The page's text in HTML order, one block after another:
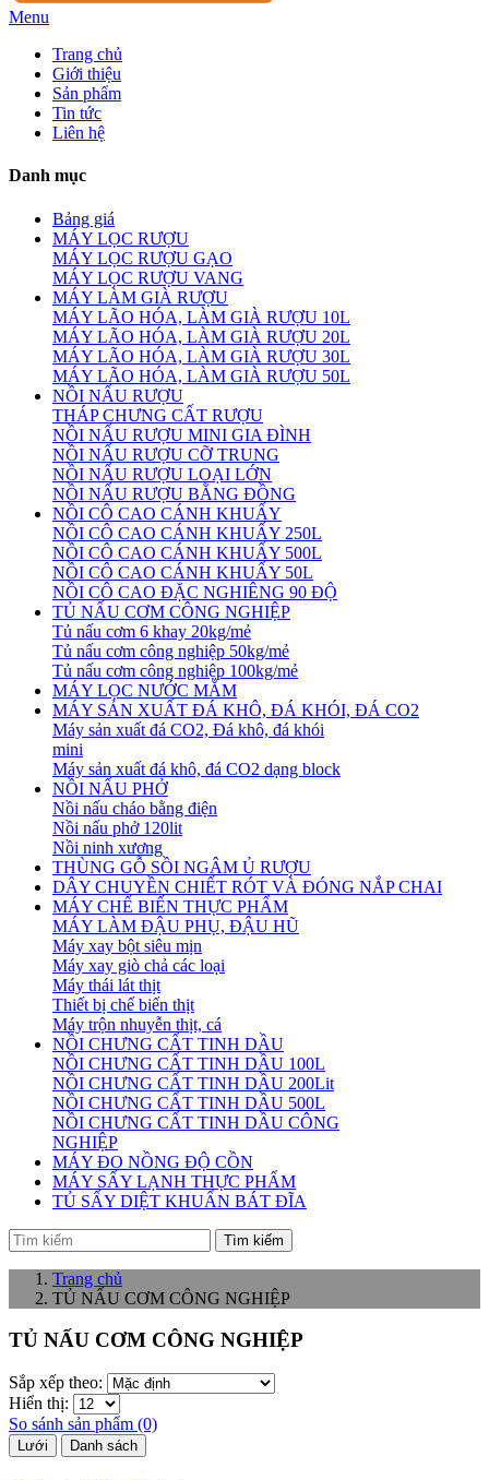
Menu
Trang chủ
Giới thiệu
Sản phẩm
Tin tức
Liên hệ
Danh mục
Bảng giá
MÁY LỌC RƯỢU
MÁY LỌC RƯỢU GẠO
MÁY LỌC RƯỢU VANG
MÁY LÀM GIÀ RƯỢU
MÁY LÃO HÓA, LÀM GIÀ RƯỢU 10L
MÁY LÃO HÓA, LÀM GIÀ RƯỢU 20L
MÁY LÃO HÓA, LÀM GIÀ RƯỢU 30L
MÁY LÃO HÓA, LÀM GIÀ RƯỢU 50L
NỒI NẤU RƯỢU
THÁP CHƯNG CẤT RƯỢU
NỒI NẤU RƯỢU MINI GIA ĐÌNH
NỒI NẤU RƯỢU CỠ TRUNG
NỒI NẤU RƯỢU LOẠI LỚN
NỒI NẤU RƯỢU BẰNG ĐỒNG
NỒI CÔ CAO CÁNH KHUẤY
NỒI CÔ CAO CÁNH KHUẤY 250L
NỒI CÔ CAO CÁNH KHUẤY 500L
NỒI CÔ CAO CÁNH KHUẤY 50L
NỒI CÔ CAO ĐẶC NGHIÊNG 90 ĐỘ
TỦ NẤU CƠM CÔNG NGHIỆP
Tủ nấu cơm 6 khay 20kg/mẻ
Tủ nấu cơm công nghiệp 50kg/mẻ
Tủ nấu cơm công nghiệp 100kg/mẻ
MÁY LỌC NƯỚC MẮM
MÁY SẢN XUẤT ĐÁ KHÔ, ĐÁ KHÓI, ĐÁ CO2
Máy sản xuất đá CO2, Đá khô, đá khói
mini
Máy sản xuất đá khô, đá CO2 dạng block
NỒI NẤU PHỞ
Nồi nấu cháo bằng điện
Nồi nấu phở 120lit
Nồi ninh xương
THÙNG GỖ SỒI NGÂM Ủ RƯỢU
DÂY CHUYỀN CHIẾT RÓT VÀ ĐÓNG NẮP CHAI
MÁY CHẾ BIẾN THỰC PHẨM
MÁY LÀM ĐẬU PHỤ, ĐẬU HŨ
Máy xay bột siêu mịn
Máy xay giò chả các loại
Máy thái lát thịt
Thiết bị chế biến thịt
Máy trộn nhuyễn thịt, cá
NỒI CHƯNG CẤT TINH DẦU
NỒI CHƯNG CẤT TINH DẦU 100L
NỒI CHƯNG CẤT TINH DẦU 200Lit
NỒI CHƯNG CẤT TINH DẦU 500L
NỒI CHƯNG CẤT TINH DẦU CÔNG
NGHIỆP
MÁY ĐO NỒNG ĐỘ CỒN
MÁY SẤY LẠNH THỰC PHẨM
TỦ SẤY DIỆT KHUẨN BÁT ĐĨA
Tìm kiếm
Trang chủ
TỦ NẤU CƠM CÔNG NGHIỆP
TỦ NẤU CƠM CÔNG NGHIỆP
Sắp xếp theo:
Hiển thị:
So sánh sản phẩm (0)
Lưới Danh sách